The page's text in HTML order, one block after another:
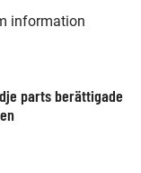
information
parts berättigade